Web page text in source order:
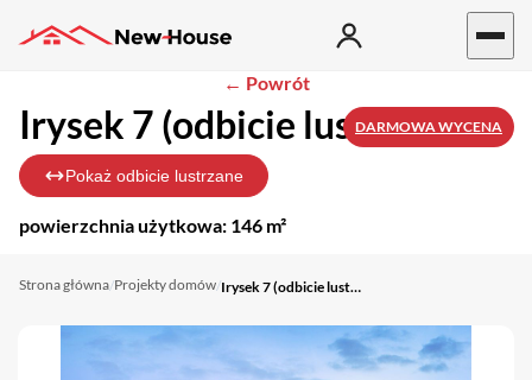
← Powrót
Irysek 7 (odbicie lustrzane)
Pokaż odbicie lustrzane
powierzchnia użytkowa: 146 m²
Strona główna/Projekty domów/ Irysek 7 (odbicie lustrzane)
DARMOWA WYCENA